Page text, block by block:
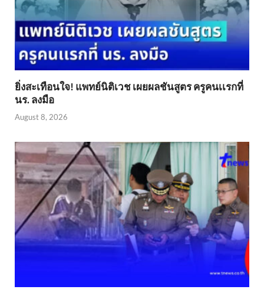
ยิ่งสะเทือนใจ! แพทย์นิติเวช เผยผลชันสูตร ครูคนเเรกที่
นร. ลงมือ
August 8, 2026